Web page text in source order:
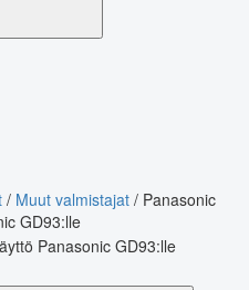
/ Muut valmistajat / Panasonic
GD93:lle